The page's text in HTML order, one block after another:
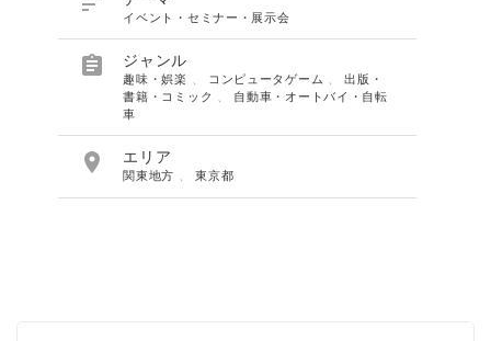
イベント・セミナー・展示会
 ジャンル
趣味・娯楽 コンピュータゲーム 、出版・
書籍・コミック
自動車・オートバイ・自転
車
 エリア
関東地方 、東京都